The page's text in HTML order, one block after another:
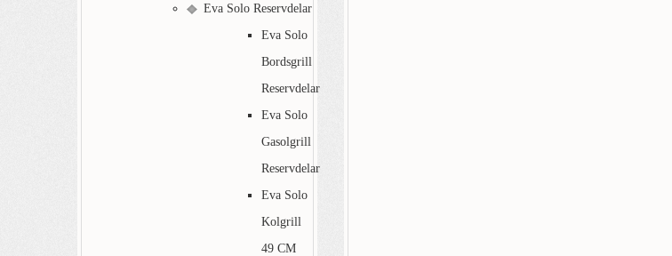
Eva Solo Reservdelar
Eva Solo
Bordsgrill
Reservdelar
Eva Solo
Gasolgrill
Reservdelar
Eva Solo
Kolgrill
49 CM